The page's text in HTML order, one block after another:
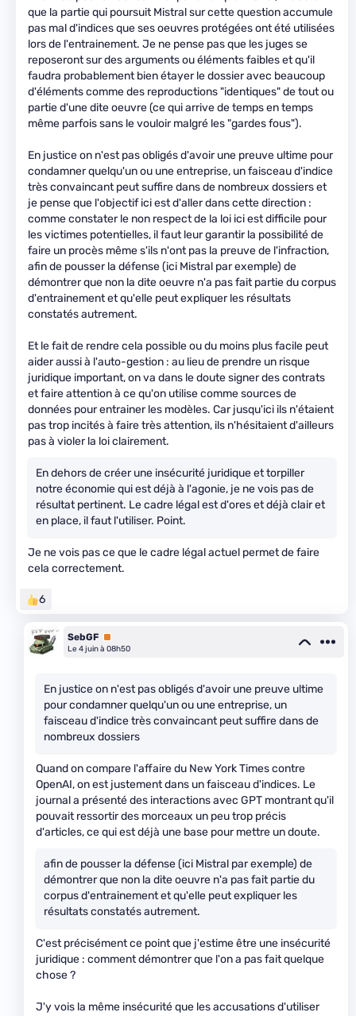
que la partie qui poursuit Mistral sur cette question accumule
pas mal d'indices que ses oeuvres protégées ont été utilisées
lors de l'entrainement. Je ne pense pas que les juges se
reposeront sur des arguments ou éléments faibles et qu'il
faudra probablement bien étayer le dossier avec beaucoup
d'éléments comme des reproductions "identiques" de tout ou
partie d'une dite oeuvre (ce qui arrive de temps en temps
même parfois sans le vouloir malgré les "gardes fous").
En justice on n'est pas obligés d'avoir une preuve ultime pour
condamner quelqu'un ou une entreprise, un faisceau d'indice
très convaincant peut suffire dans de nombreux dossiers et
je pense que l'objectif ici est d'aller dans cette direction :
comme constater le non respect de la loi ici est difficile pour
les victimes potentielles, il faut leur garantir la possibilité de
faire un procès même s'ils n'ont pas la preuve de l'infraction,
afin de pousser la défense (ici Mistral par exemple) de
démontrer que non la dite oeuvre n'a pas fait partie du corpus
d'entrainement et qu'elle peut expliquer les résultats
constatés autrement.
Et le fait de rendre cela possible ou du moins plus facile peut
aider aussi à l'auto-gestion : au lieu de prendre un risque
juridique important, on va dans le doute signer des contrats
et faire attention à ce qu'on utilise comme sources de
données pour entrainer les modèles. Car jusqu'ici ils n'étaient
pas trop incités à faire très attention, ils n'hésitaient d'ailleurs
pas à violer la loi clairement.
En dehors de créer une insécurité juridique et torpiller
notre économie qui est déjà à l'agonie, je ne vois pas de
résultat pertinent. Le cadre légal est d'ores et déjà clair et
en place, il faut l'utiliser. Point.
Je ne vois pas ce que le cadre légal actuel permet de faire
cela correctement.
6
SebGF Premium
Le 4 juin à 08h50
En justice on n'est pas obligés d'avoir une preuve ultime
pour condamner quelqu'un ou une entreprise, un
faisceau d'indice très convaincant peut suffire dans de
nombreux dossiers
Quand on compare l'affaire du New York Times contre
OpenAI, on est justement dans un faisceau d'indices. Le
journal a présenté des interactions avec GPT montrant qu'il
pouvait ressortir des morceaux un peu trop précis
d'articles, ce qui est déjà une base pour mettre un doute.
afin de pousser la défense (ici Mistral par exemple) de
démontrer que non la dite oeuvre n'a pas fait partie du
corpus d'entrainement et qu'elle peut expliquer les
résultats constatés autrement.
C'est précisément ce point que j'estime être une insécurité
juridique : comment démontrer que l'on a pas fait quelque
chose ?
J'y vois la même insécurité que les accusations d'utiliser